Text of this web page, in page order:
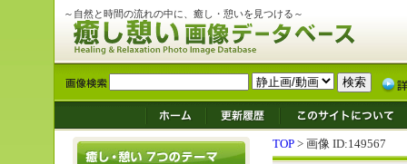
～自然と時間の流れの中に、癒し・憩いを見つける～
TOP > 画像 ID:149567